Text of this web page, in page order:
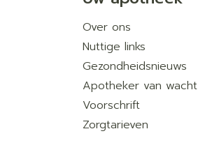
Over ons
Nuttige links
Gezondheidsnieuws
Apotheker van wacht
Voorschrift
Zorgtarieven